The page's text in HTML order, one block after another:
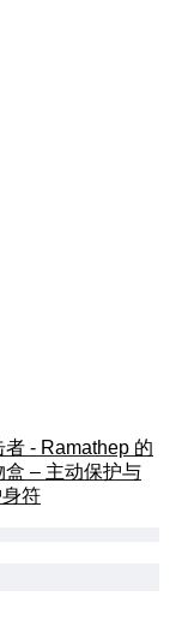
者 - Ramathep 的
盒 – 主动保护与
符